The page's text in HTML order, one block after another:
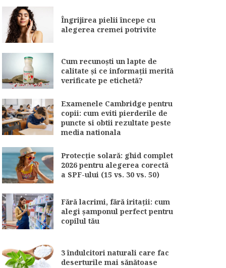
Îngrijirea pielii începe cu
alegerea cremei potrivite
Cum recunoști un lapte de
calitate și ce informații merită
verificate pe etichetă?
Examenele Cambridge pentru
copii: cum eviti pierderile de
puncte si obtii rezultate peste
media nationala
Protecție solară: ghid complet
2026 pentru alegerea corectă
a SPF-ului (15 vs. 30 vs. 50)
Fără lacrimi, fără iritații: cum
alegi șamponul perfect pentru
copilul tău
3 îndulcitori naturali care fac
deserturile mai sănătoase